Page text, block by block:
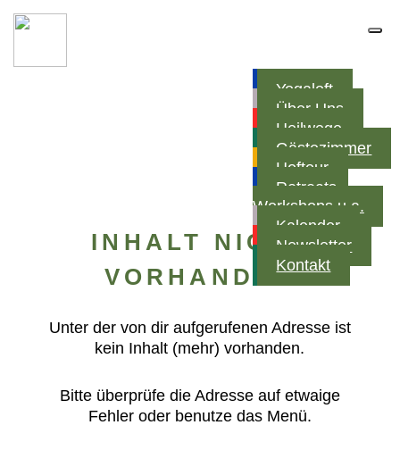
Yogaloft
Über Uns
Heilwege
Gästezimmer
Hoftour
Retreats,
Workshops u.a.
Kalender
Newsletter
Kontakt
INHALT NICHT
VORHANDEN
Unter der von dir aufgerufenen Adresse ist
kein Inhalt (mehr) vorhanden.
Bitte überprüfe die Adresse auf etwaige
Fehler oder benutze das Menü.